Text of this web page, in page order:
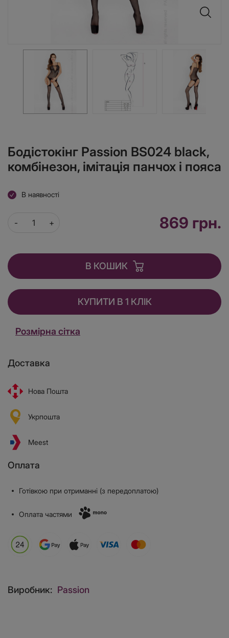
Бодістокінг Passion BS024 black,
комбінезон, імітація панчох і пояса
В наявності
869 грн.
В КОШИК
КУПИТИ В 1 КЛІК
Розмірна сітка
Доставка
Нова Пошта
Укрпошта
Meest
Оплата
Готівкою при отриманні (з передоплатою)
Оплата частями
Виробник: Passion